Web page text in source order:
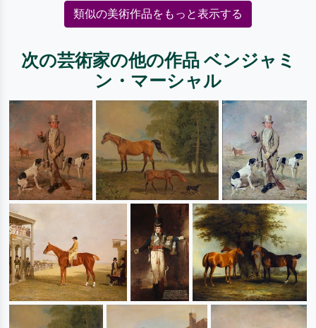
類似の美術作品をもっと表示する
次の芸術家の他の作品 ベンジャミ
ン・マーシャル